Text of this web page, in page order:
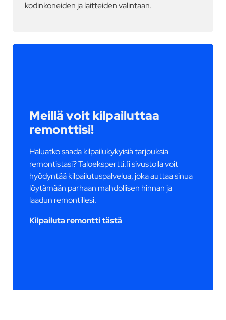
kodinkoneiden ja laitteiden valintaan.
Meillä voit kilpailuttaa
remonttisi!
Haluatko saada kilpailukykyisiä tarjouksia
remontistasi? Taloekspertti.fi sivustolla voit
hyödyntää kilpailutuspalvelua, joka auttaa sinua
löytämään parhaan mahdollisen hinnan ja
laadun remontillesi.
Kilpailuta remontti tästä